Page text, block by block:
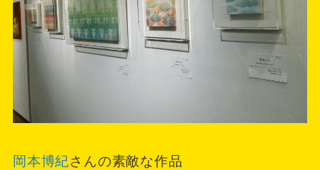
岡本博紀さんの素敵な作品